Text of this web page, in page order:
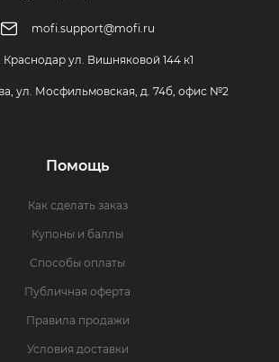
mofi.support@mofi.ru
Краснодар ул. Вишняковой 144 к1
ул. Мосфильмовская, д. 74б, офис №2
Помощь
Как сделать заказ
Купоны и баллы
Способы оплаты
Публичная оферта
Правила продажи
Условия доставки